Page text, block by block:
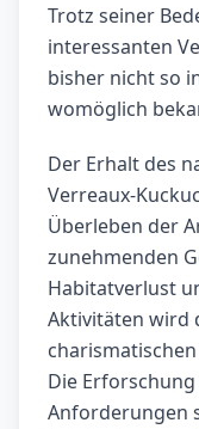
Trotz seiner
interessanten
bisher nicht so
womöglich
Der Erhalt des
Verreaux-
Überleben der
zunehmenden
Habitatverlust
Aktivitäten wird
Die
Anforderungen